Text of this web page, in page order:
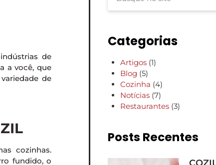
de
a você, que
de
cozinhas.
fundido, o
Categorias
Artigos(1)
Blog (5)
Cozinha (4)
Notícias(7)
Restaurantes(3)
Posts Recentes